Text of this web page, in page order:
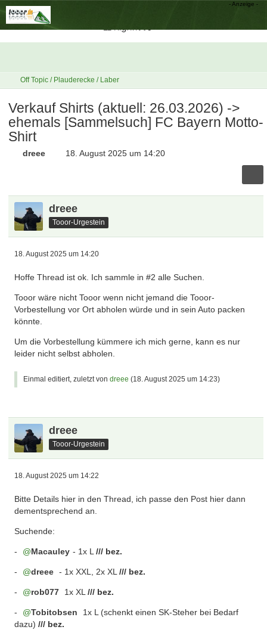
Off Topic / Plauderecke / Laber
Verkauf Shirts (aktuell: 26.03.2026) ->
ehemals [Sammelsuch] FC Bayern Motto-
Shirt
dreee 18. August 2025 um 14:20
dreee
Tooor-Urgestein
18. August 2025 um 14:20
Hoffe Thread ist ok. Ich sammle in #2 alle Suchen.
Tooor wäre nicht Tooor wenn nicht jemand die Tooor-
Vorbestellung vor Ort abholen würde und in sein Auto packen
könnte.
Um die Vorbestellung kümmere ich mich gerne, kann es nur
leider nicht selbst abholen.
Einmal editiert, zuletzt vondreee (18. August 2025 um 14:23)
dreee
Tooor-Urgestein
18. August 2025 um 14:22
Bitte Details hier in den Thread, ich passe den Post hier dann
dementsprechend an.
Suchende:
- Macauley - 1x L/// bez.
- dreee - 1x XXL, 2x XL/// bez.
- rob077 1x XL/// bez.
- Tobitobsen
1x L (schenkt einen SK-Steher bei Bedarf
dazu)/// bez.